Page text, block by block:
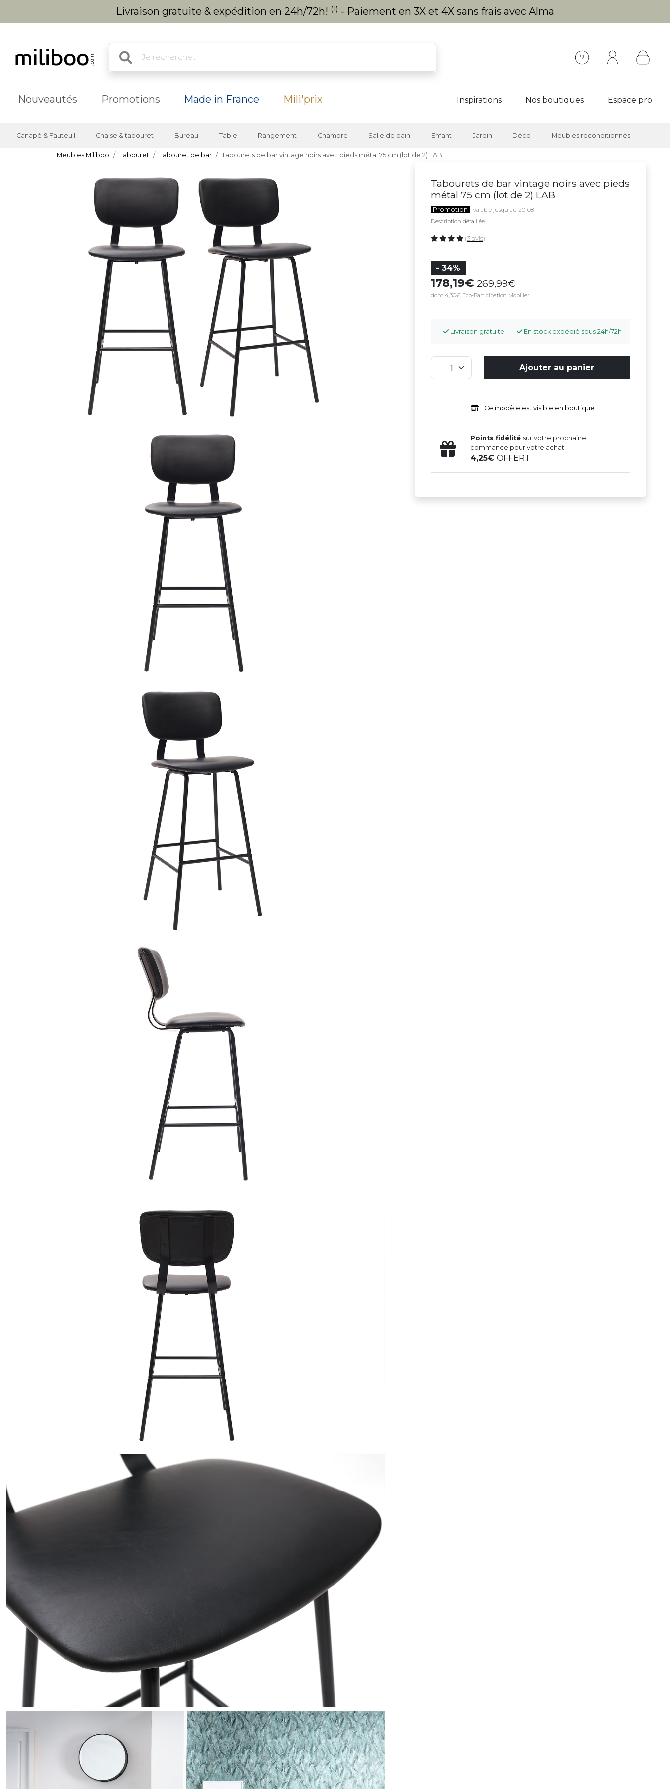
Livraison gratuite & expédition en 24h/72h! (1) - Paiement en 3X et 4X sans frais avec Alma
Nouveautés Promotions Made in France Mili'prix Inspirations Nos boutiques Espace pro
Canapé & Fauteuil Chaise & tabouret Bureau Table Rangement Chambre Salle de bain Enfant Jardin Déco Meubles reconditionnés
Meubles Miliboo Tabouret Tabouret de bar Tabourets de bar vintage noirs avec pieds métal 75 cm (lot de 2) LAB
Tabourets de bar vintage noirs avec pieds
métal 75 cm (lot de 2) LAB
Promotion
valable jusqu'au 20-08
Description détaillée
(3 avis)
- 34%
178,19 269,99
dont 4,30€ Eco-Participation Mobilier
Livraison gratuite En stock expédié sous 24h/72h
Ajouter au panier
Ce modèle est visible en boutique
Points fidélité sur votre prochaine
commande pour votre achat
4,25OFFERT